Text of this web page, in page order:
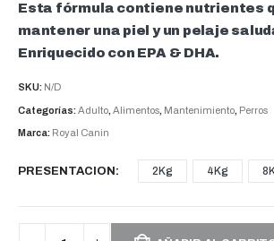
Esta fórmula contiene nutrientes
mantener una piel y un pelaje
Enriquecido con EPA & DHA.
SKU: N/D
Categorías:Adulto, Alimentos, Mantenimiento, Perros
Marca: Royal Canin
PRESENTACION 2Kg 4Kg